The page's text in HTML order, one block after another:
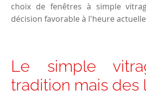
choix de fenêtres à simple
décision favorable à l'heure
Le simple
tradition mais des